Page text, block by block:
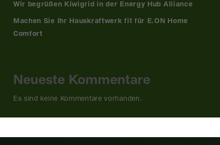
Wir begrüßen Kiwigrid in der Energy Hub Alliance
Machen Sie Ihr Hauskraftwerk fit für E.ON Home
Comfort
Neueste Kommentare
Es sind keine Kommentare vorhanden.